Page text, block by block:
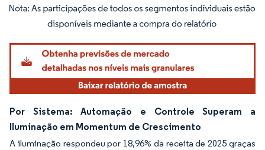
Imagem © Mordor Intelligence. O reuso requer atribuição conforme CC BY 4.0.
Por Sistema: Automação e Controle Superam a
Iluminação em Momentum de Crescimento
A iluminação respondeu por 18,96% da receita de 2025 graças